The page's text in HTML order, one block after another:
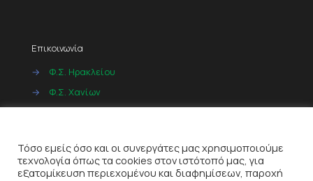
Επικοινωνία
→
Φ.Σ. Ηρακλείου
→
Φ.Σ. Χανίων
Τόσο εμείς όσο και οι συνεργάτες μας χρησιμοποιούμε
τεχνολογία όπως τα cookies στον ιστότοπό μας, για
εξατομίκευση περιεχομένου και διαφημίσεων, παροχή